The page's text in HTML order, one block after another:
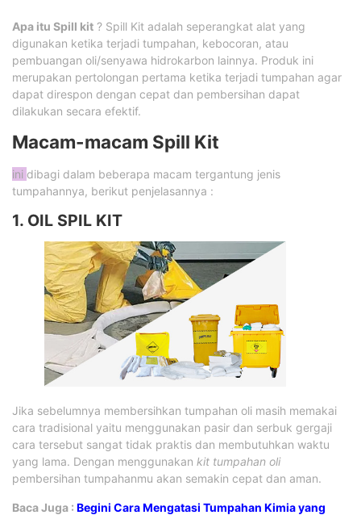
Apa itu Spill kit ? Spill Kit adalah seperangkat alat yang
digunakan ketika terjadi tumpahan, kebocoran, atau
pembuangan oli/senyawa hidrokarbon lainnya. Produk ini
merupakan pertolongan pertama ketika terjadi tumpahan agar
dapat direspon dengan cepat dan pembersihan dapat
dilakukan secara efektif.
Macam-macam Spill Kit
ini dibagi dalam beberapa macam tergantung jenis
tumpahannya, berikut penjelasannya :
1. OIL SPIL KIT
Jika sebelumnya membersihkan tumpahan oli masih memakai
cara tradisional yaitu menggunakan pasir dan serbuk gergaji
cara tersebut sangat tidak praktis dan membutuhkan waktu
yang lama. Dengan menggunakan kit tumpahan oli
pembersihan tumpahanmu akan semakin cepat dan aman.
Baca Juga : Begini Cara Mengatasi Tumpahan Kimia yang